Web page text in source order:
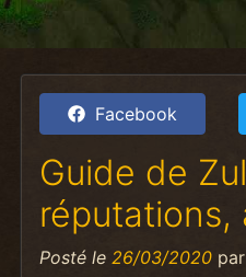
Facebook
Guide de
réputations,
Posté le 26/03/2020 par